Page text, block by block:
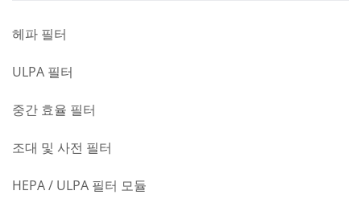
헤파 필터
ULPA 필터
중간 효율 필터
조대 및 사전 필터
HEPA / ULPA 필터 모듈